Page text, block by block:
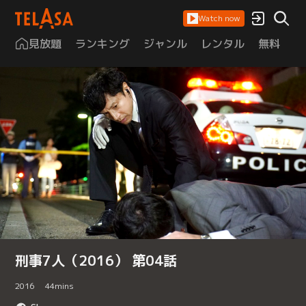
Watch now
見放題 ランキング ジャンル レンタル 無料
刑事7人（2016） 第04話
2016 44mins